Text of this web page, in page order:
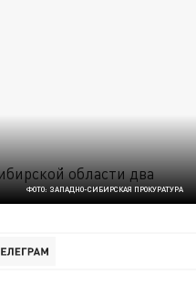
ФОТО: ЗАПАДНО-СИБИРСКАЯ ПРОКУРАТУРА